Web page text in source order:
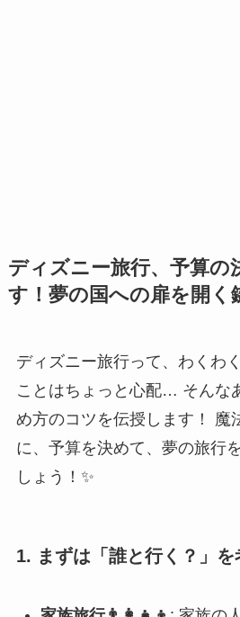
ディズニー旅行、予算の
す！夢の国への扉を開く
ディズニー旅行って、わくわ
ことはちょっと心配… そんな
め方のコツを伝授します！ 魔
に、予算を決めて、夢の旅行
しょう！✨
1. まずは「誰と行く？」